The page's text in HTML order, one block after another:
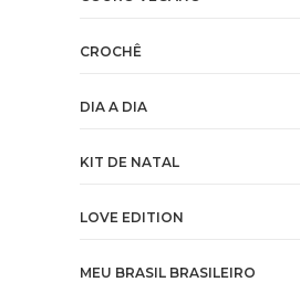
CROCHÊ
DIA A DIA
KIT DE NATAL
LOVE EDITION
MEU BRASIL BRASILEIRO